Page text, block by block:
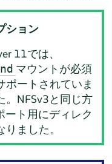
ション
11では、
マウントが必須
ポートされていま
。NFSv3と同じ方
ート用にディレク
ました。